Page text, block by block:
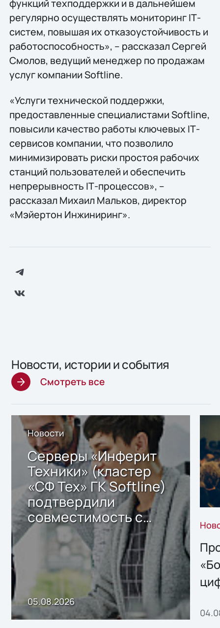
функций техподдержки и в дальнейшем
регулярно осуществлять мониторинг IТ-
систем, повышая их отказоустойчивость и
работоспособность», – рассказал Сергей
Смолов, ведущий менеджер по продажам
услуг компании Softline.
«Услуги технической поддержки,
предоставленные специалистами Softline,
повысили качество работы ключевых IТ-
сервисов компании, что позволило
минимизировать риски простоя рабочих
станций пользователей и обеспечить
непрерывность IТ-процессов», –
рассказал Михаил Мальков, директор
«Мэйертон Инжиниринг».
Новости, истории и события
Смотреть все
Новости
Серверы «Инферит
Техники» (кластер
«СФ Тех» ГК Softline)
подтвердили
совместимость с
решением Sharx
Storage 2.x для
хранения данных
05.08.2026